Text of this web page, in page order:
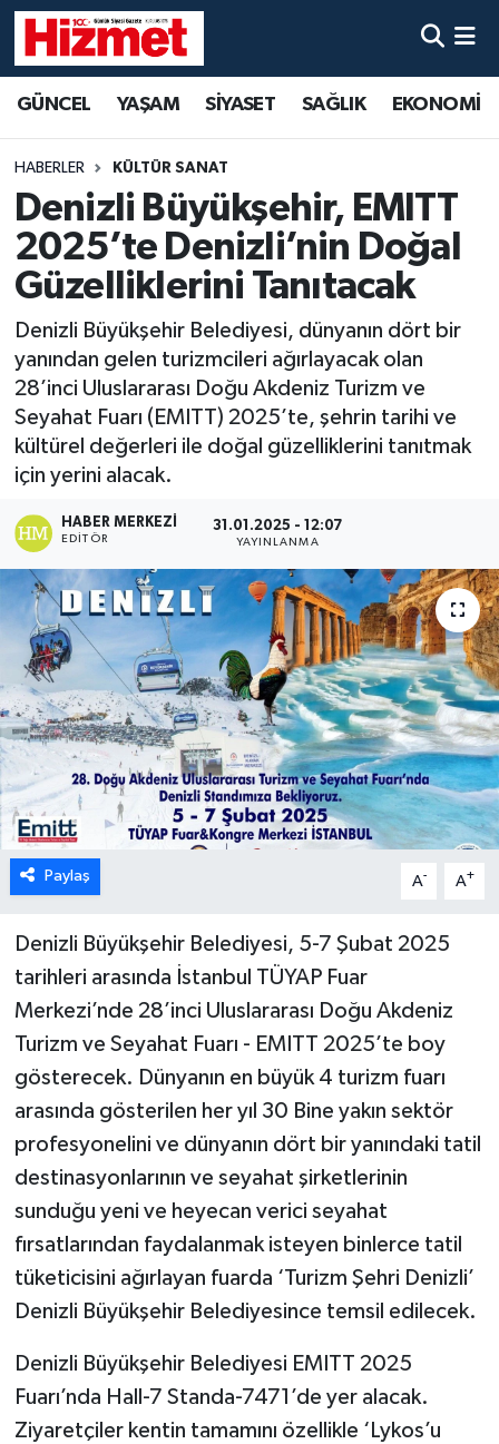
GÜNCEL YAŞAM SİYASET SAĞLIK EKONOMİ
HABERLER KÜLTÜR SANAT
Denizli Büyükşehir, EMITT
2025’te Denizli’nin Doğal
Güzelliklerini Tanıtacak
Denizli Büyükşehir Belediyesi, dünyanın dört bir
yanından gelen turizmcileri ağırlayacak olan
28’inci Uluslararası Doğu Akdeniz Turizm ve
Seyahat Fuarı (EMITT) 2025’te, şehrin tarihi ve
kültürel değerleri ile doğal güzelliklerini tanıtmak
için yerini alacak.
HABER MERKEZI
EDITÖR
31.01.2025 - 12:07
YAYINLANMA
Paylaş A- A+
Denizli Büyükşehir Belediyesi, 5-7 Şubat 2025
tarihleri arasında İstanbul TÜYAP Fuar
Merkezi’nde 28’inci Uluslararası Doğu Akdeniz
Turizm ve Seyahat Fuarı - EMITT 2025’te boy
gösterecek. Dünyanın en büyük 4 turizm fuarı
arasında gösterilen her yıl 30 Bine yakın sektör
profesyonelini ve dünyanın dört bir yanındaki tatil
destinasyonlarının ve seyahat şirketlerinin
sunduğu yeni ve heyecan verici seyahat
fırsatlarından faydalanmak isteyen binlerce tatil
tüketicisini ağırlayan fuarda ‘Turizm Şehri Denizli’
Denizli Büyükşehir Belediyesince temsil edilecek.
Denizli Büyükşehir Belediyesi EMITT 2025
Fuarı’nda Hall-7 Standa-7471’de yer alacak.
Ziyaretçiler kentin tamamını özellikle ‘Lykos’u
YAŞAM
SİYASET
SAĞLIK
KÜLTÜR SANAT
SPOR
MAGAZİN
ÖZEL HABER
DTO
RESMİ REKLAM
Denizli Hava Durumu
Denizli Trafik Yoğunluk Haritası
Süper Lig Puan Durumu ve Fikstür
Son Dakika Haberleri
Haber Arşivi